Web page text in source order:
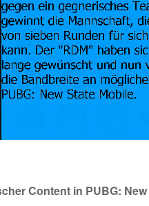
Content in PUBG: